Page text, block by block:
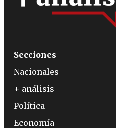
Secciones
Nacionales
+ análisis
Política
Economía